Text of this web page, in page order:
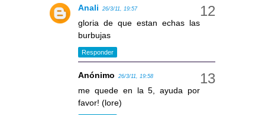
Anali 26/3/11, 19:57
gloria de que estan echas las
burbujas
Responder
Anónimo 26/3/11, 19:58
me quede en la 5, ayuda por
favor! (lore)